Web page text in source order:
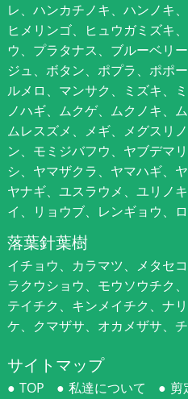
レ、ハンカチノキ、ハンノキ
ヒメリンゴ、ヒュウガミズキ
ウ、プラタナス、ブルーベリ
ジュ、ボタン、ポプラ、ポポ
ルメロ、マンサク、ミズキ、
ノハギ、ムクゲ、ムクノキ、
ムレスズメ、メギ、メグスリ
ン、モミジバフウ、ヤブデマ
シ、ヤマザクラ、ヤマハギ、
ヤナギ、ユスラウメ、ユリノ
イ、リョウブ、レンギョウ、
落葉針葉樹
イチョウ、カラマツ、メタセ
ラクウショウ、モウソウチク
テイチク、キンメイチク、ナ
ケ、クマザサ、オカメザサ、
サイトマップ
TOP 私達について 剪